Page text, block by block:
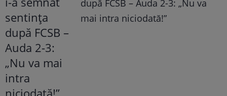
după FCSB – Auda 2-3: „Nu va
mai intra niciodată!”